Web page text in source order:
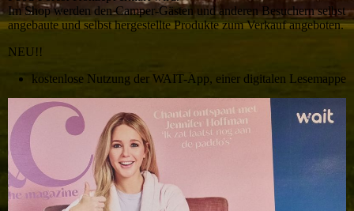
Im Shop werden den Camper-Gästen und anderen Besuchern selbst
angebaute und selbst hergestellte Produkte zum Verkauf angeboten.
NEU!!
kostenlose Nutzung der WAIT-App, einer digitalen Lesemappe